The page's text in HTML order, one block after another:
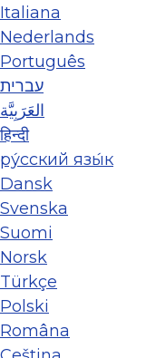
Italiana
Nederlands
Português
עברית
العَرَبِيَّة
हिन्दी
ру́сский язы́к
Dansk
Svenska
Suomi
Norsk
Türkçe
Polski
Româna